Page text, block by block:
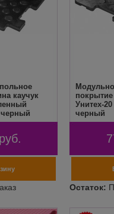
каучук
черный
руб.
покрытие
Унитех-
черный